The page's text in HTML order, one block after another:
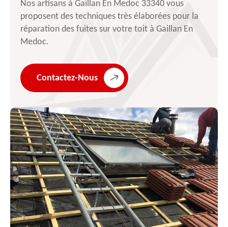
Nos artisans à Gaillan En Medoc 33340 vous
proposent des techniques très élaborées pour la
réparation des fuites sur votre toit à Gaillan En
Medoc.
Contactez-Nous